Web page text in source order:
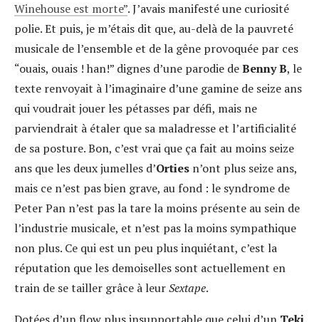
Winehouse est morte”. J’avais manifesté une curiosité
polie. Et puis, je m’étais dit que, au-delà de la pauvreté
musicale de l’ensemble et de la gêne provoquée par ces
“ouais, ouais ! han!” dignes d’une parodie deBenny B, le
texte renvoyait à l’imaginaire d’une gamine de seize ans
qui voudrait jouer les pétasses par défi, mais ne
parviendrait à étaler que sa maladresse et l’artificialité
de sa posture. Bon, c’est vrai que ça fait au moins seize
ans que les deux jumelles d’Orties n’ont plus seize ans,
mais ce n’est pas bien grave, au fond : le syndrome de
Peter Pan n’est pas la tare la moins présente au sein de
l’industrie musicale, et n’est pas la moins sympathique
non plus. Ce qui est un peu plus inquiétant, c’est la
réputation que les demoiselles sont actuellement en
train de se tailler grâce à leurSextape.